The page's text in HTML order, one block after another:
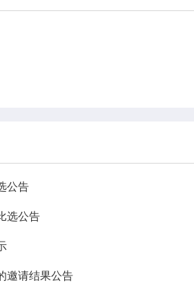
公告
选公告
邀请结果公告